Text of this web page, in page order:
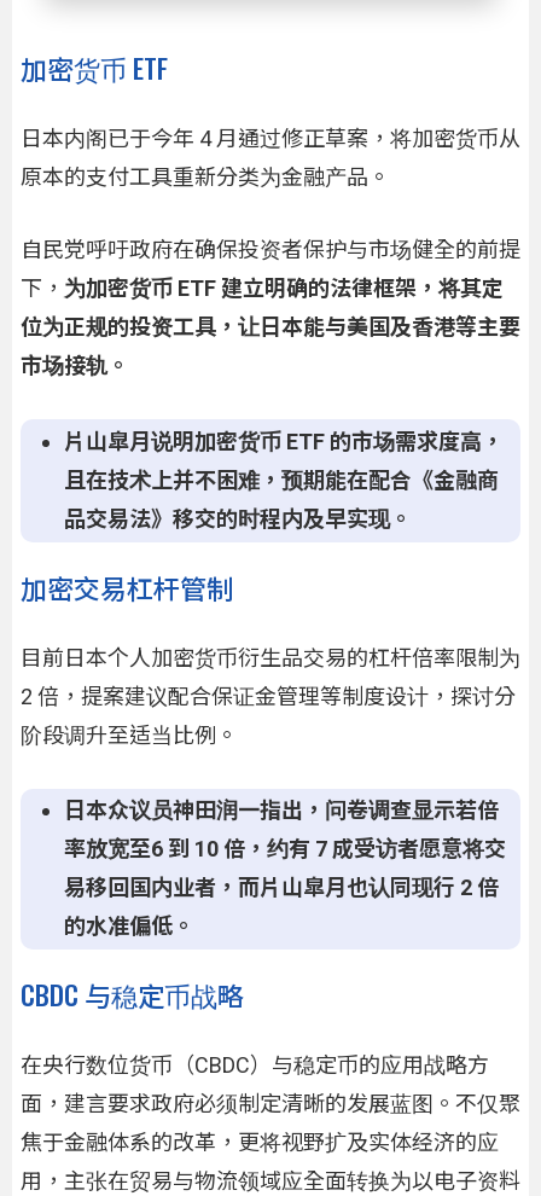
加密货币 ETF
日本内阁已于今年 4 月通过修正草案，将加密货币从
原本的支付工具重新分类为金融产品。
自民党呼吁政府在确保投资者保护与市场健全的前提
下， 为加密货币 ETF 建立明确的法律框架，将其定
位为正规的投资工具，让日本能与美国及香港等主要
市场接轨。
片山皐月说明加密货币 ETF 的市场需求度高，
且在技术上并不困难，预期能在配合《金融商
品交易法》移交的时程内及早实现。
加密交易杠杆管制
目前日本个人加密货币衍生品交易的杠杆倍率限制为
2 倍，提案建议配合保证金管理等制度设计，探讨分
阶段调升至适当比例。
日本众议员神田润一指出， 问卷调查显示若倍
率放宽至6到 10倍，约有 7成受访者愿意将交
易移回国内业者，而片山皐月也认同现行 2倍
的水准偏低。
CBDC 与稳定币战略
在央行数位货币（CBDC）与稳定币的应用战略方
面，建言要求政府必须制定清晰的发展蓝图。不仅聚
焦于金融体系的改革，更将视野扩及实体经济的应
用，主张在贸易与物流领域应全面转换为以电子资料